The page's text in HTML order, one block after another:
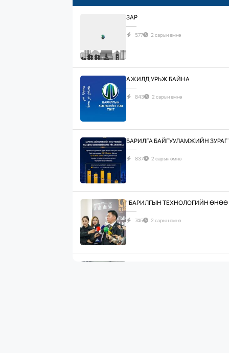
ЗАР
577 2 сарын өмнө
АЖИЛД УРЬЖ БАЙНА
843 2 сарын өмнө
БАРИЛГА БАЙГУУЛАМЖИЙН
837 2 сарын өмнө
"БАРИЛГЫН ТЕХНОЛОГИЙН
745 2 сарын өмнө